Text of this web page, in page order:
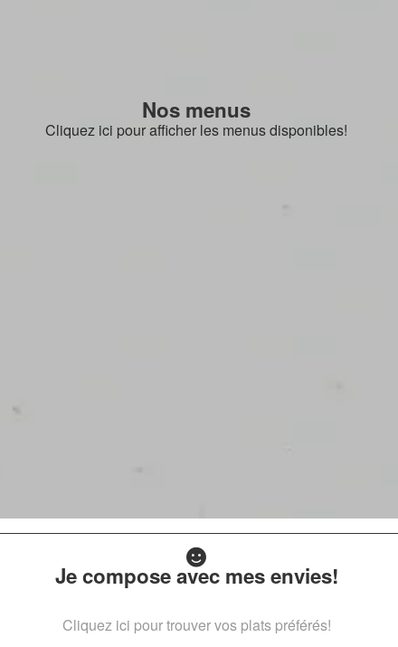
Nos menus
Cliquez ici pour afficher les menus disponibles!
Je compose avec mes envies!
Cliquez ici pour trouver vos plats préférés!